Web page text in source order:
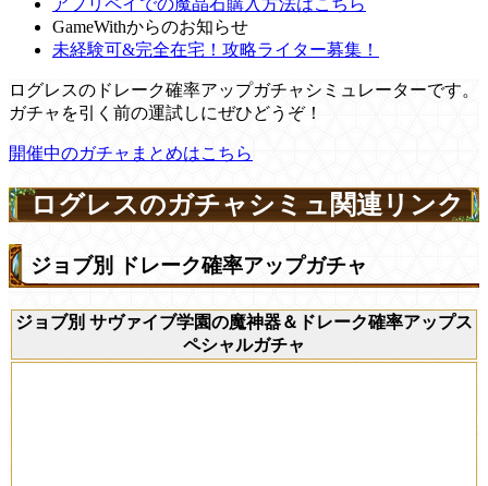
GameWithからのお知らせ
未経験可&完全在宅！攻略ライター募集！
ログレスのドレーク確率アップガチャシミュレーターです。
ガチャを引く前の運試しにぜひどうぞ！
開催中のガチャまとめはこちら
ログレスのガチャシミュ関連リンク
ジョブ別 ドレーク確率アップガチャ
ジョブ別 サヴァイブ学園の魔神器＆ドレーク確率アップス
ペシャルガチャ